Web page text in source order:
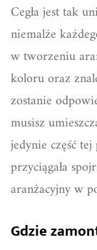
Cegła jest tak
niemalże
w tworzeniu
koloru oraz
zostanie
musisz
jedynie część
przyciągała
aranżacyjny w
Gdzie